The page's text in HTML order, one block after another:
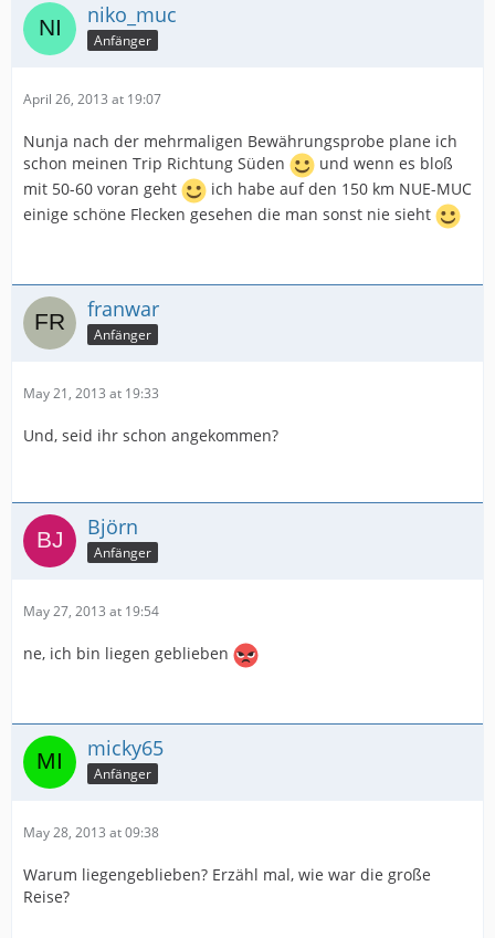
niko_muc
Anfänger
April 26, 2013 at 19:07
Nunja nach der mehrmaligen Bewährungsprobe plane ich
schon meinen Trip Richtung Süden
und wenn es bloß
mit 50-60 voran geht
ich habe auf den 150 km NUE-MUC
einige schöne Flecken gesehen die man sonst nie sieht
franwar
Anfänger
May 21, 2013 at 19:33
Und, seid ihr schon angekommen?
Björn
Anfänger
May 27, 2013 at 19:54
ne, ich bin liegen geblieben
micky65
Anfänger
May 28, 2013 at 09:38
Warum liegengeblieben? Erzähl mal, wie war die große
Reise?